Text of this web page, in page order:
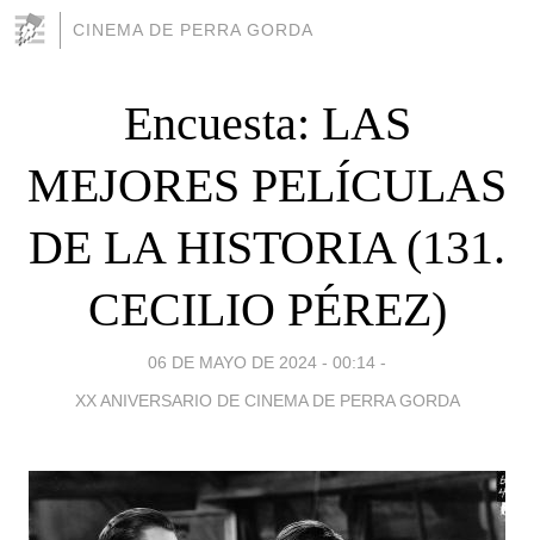
CINEMA DE PERRA GORDA
Encuesta: LAS
MEJORES PELÍCULAS
DE LA HISTORIA (131.
CECILIO PÉREZ)
06 DE MAYO DE 2024 - 00:14 -
XX ANIVERSARIO DE CINEMA DE PERRA GORDA